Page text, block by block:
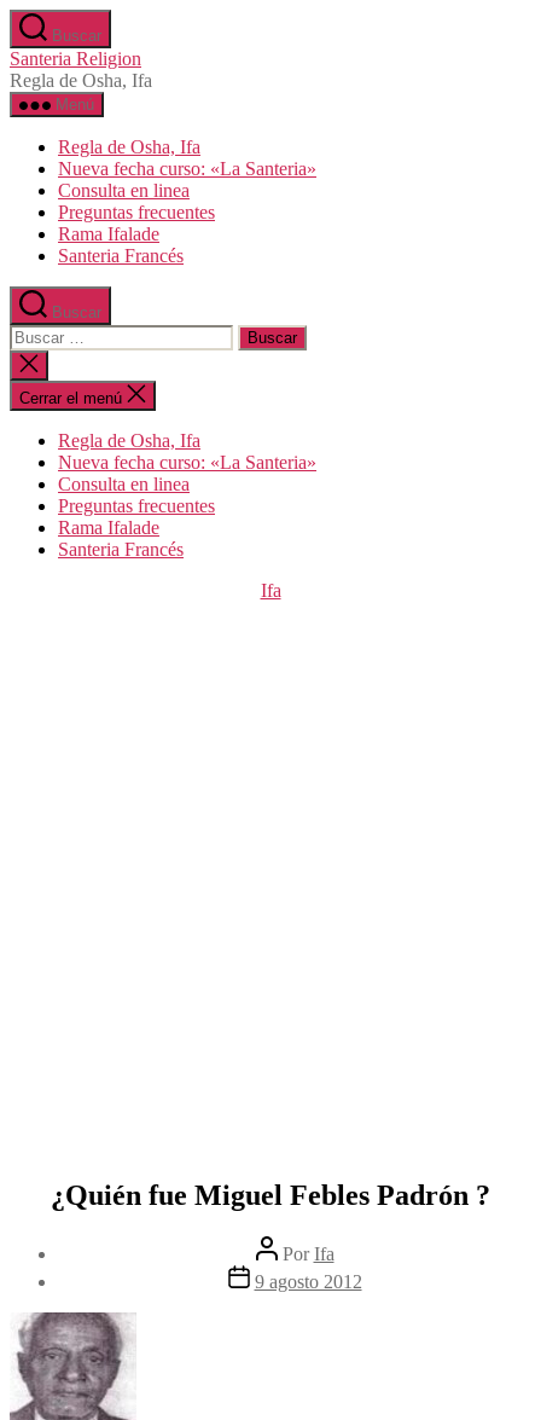
Saltar
al
contenido
Buscar
Santeria Religion
Regla de Osha, Ifa
Menú
Regla de Osha, Ifa
Nueva fecha curso: «La Santeria»
Consulta en linea
Preguntas frecuentes
Rama Ifalade
Santeria Francés
Buscar
Buscar:
Cerrar
la
búsqueda
Cerrar el menú
Regla de Osha, Ifa
Nueva fecha curso: «La Santeria»
Consulta en linea
Preguntas frecuentes
Rama Ifalade
Santeria Francés
Categorías
Ifa
¿Quién fue Miguel Febles Padrón ?
Autor
de
la
PorIfa
Fecha9 agosto 2012